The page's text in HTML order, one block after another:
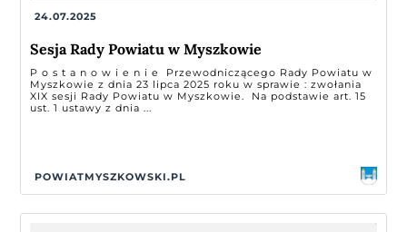
24.07.2025
Sesja Rady Powiatu w Myszkowie
P o s t a n o w i e n i e Przewodniczącego Rady Powiatu w
Myszkowie z dnia 23 lipca 2025 roku w sprawie : zwołania
XIX sesji Rady Powiatu w Myszkowie. Na podstawie art. 15
ust. 1 ustawy z dnia ...
POWIATMYSZKOWSKI.PL